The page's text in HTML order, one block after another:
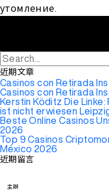
утомление.
Search
for:
近期文章
Casinos con Retirada
Casinos con Retirada
Kerstin Köditz Die
ist nicht erwiesen
Beste Online Casinos
2026
Top 9 Casinos
México 2026
近期留言
主辦